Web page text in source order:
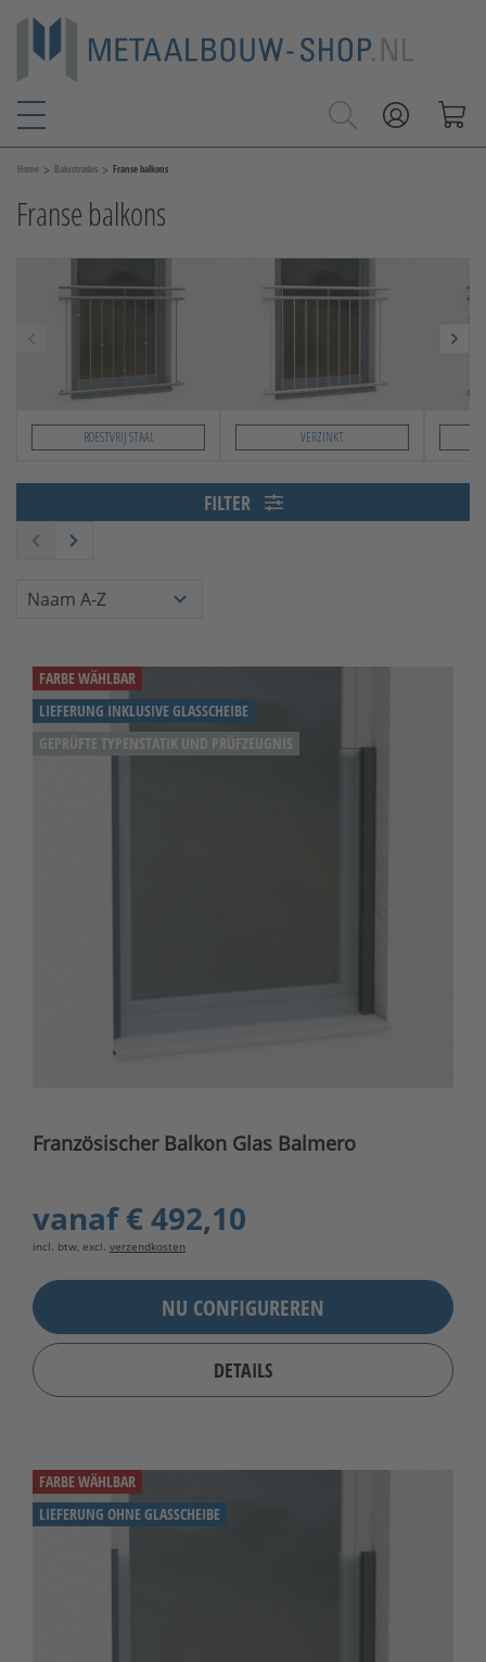
Home > Balustrades > Franse balkons
Franse balkons
ROESTVRIJ STAAL VERZINKT
FILTER
FARBE WÄHLBAR
LIEFERUNG INKLUSIVE GLASSCHEIBE
GEPRÜFTE TYPENSTATIK UND PRÜFZEUGNIS
Französischer Balkon Glas Balmero
vanaf€ 492,10
incl. btw, excl. verzendkosten
NU CONFIGUREREN
DETAILS
FARBE WÄHLBAR
LIEFERUNG OHNE GLASSCHEIBE